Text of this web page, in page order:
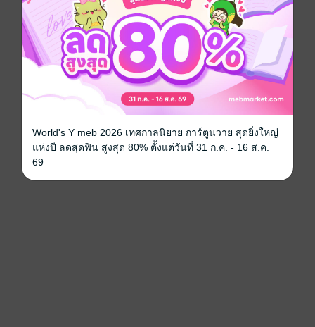
World's Y meb 2026 เทศกาลนิยาย การ์ตูนวาย สุดยิ่งใหญ่
แห่งปี ลดสุดฟิน สูงสุด 80% ตั้งแต่วันที่ 31 ก.ค. - 16 ส.ค.
69